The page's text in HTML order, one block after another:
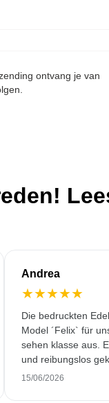
ontvang je van
Andrea
★★★★★
Die bedruckten
Model ´Felix` für
sehen klasse aus.
und reibungslos
15/06/2026